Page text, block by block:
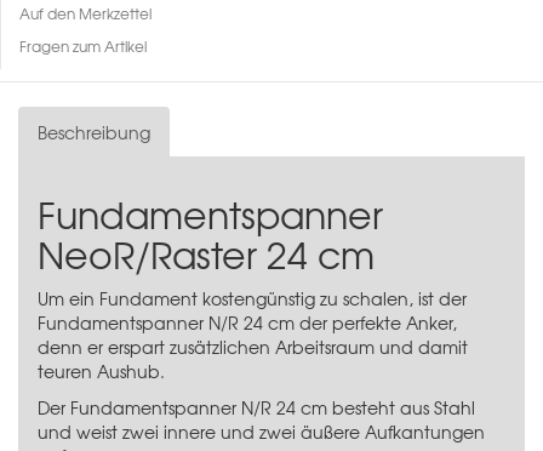
Auf den Merkzettel
Fragen zum Artikel
Beschreibung
Fundamentspanner
NeoR/Raster 24 cm
Um ein Fundament kostengünstig zu schalen, ist der
Fundamentspanner N/R 24 cm der perfekte Anker,
denn er erspart zusätzlichen Arbeitsraum und damit
teuren Aushub.
Der Fundamentspanner N/R 24 cm besteht aus Stahl
und weist zwei innere und zwei äußere Aufkantungen